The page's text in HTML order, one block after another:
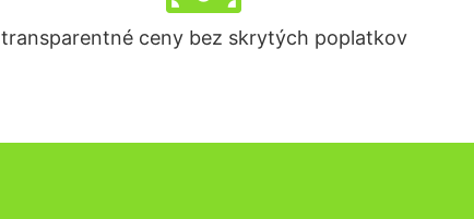
transparentné ceny bez skrytých poplatkov